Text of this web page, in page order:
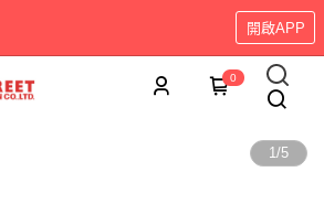
開啟APP
0
1/5